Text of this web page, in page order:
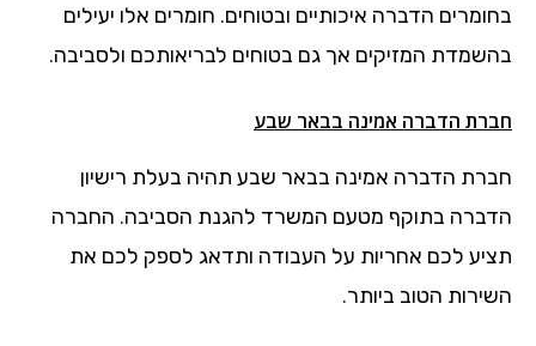
בחומרים הדברה איכותיים ובטוחים. חומרים אלו יעילים
בהשמדת המזיקים אך גם בטוחים לבריאותכם ולסביבה.
חברת הדברה אמינה בבאר שבע
חברת הדברה אמינה בבאר שבע תהיה בעלת רישיון
הדברה בתוקף מטעם המשרד להגנת הסביבה. החברה
תציע לכם אחריות על העבודה ותדאג לספק לכם את
השירות הטוב ביותר.